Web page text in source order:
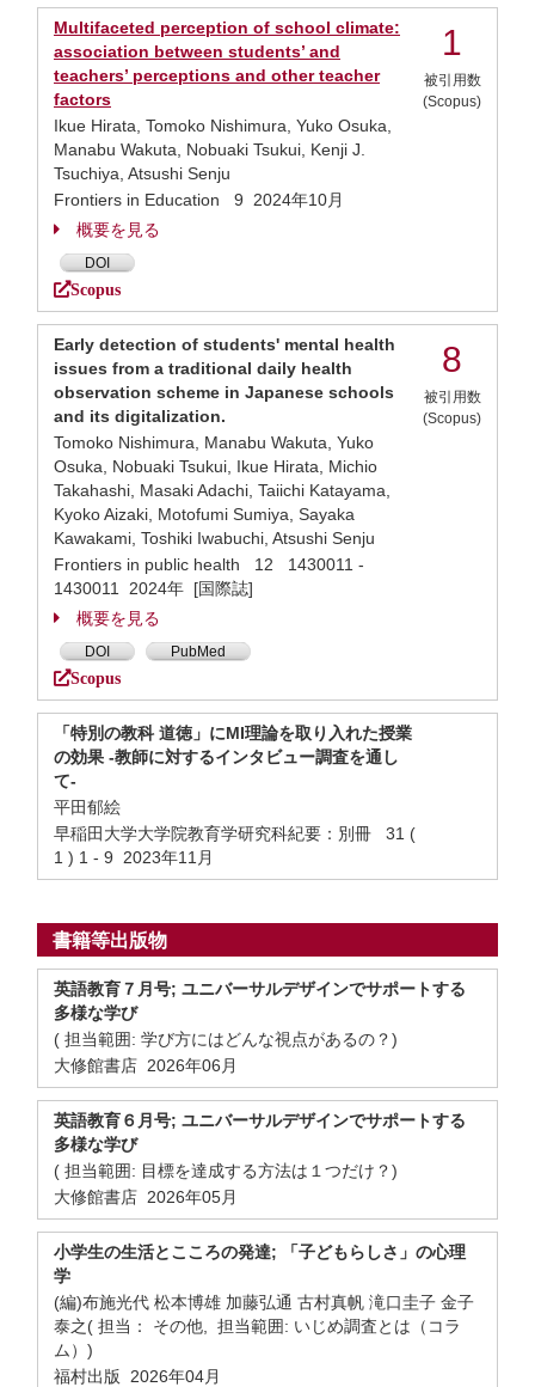
Multifaceted perception of school climate:
association between students’ and
teachers’ perceptions and other teacher
factors
Ikue Hirata, Tomoko Nishimura, Yuko Osuka,
Manabu Wakuta, Nobuaki Tsukui, Kenji J.
Tsuchiya, Atsushi Senju
Frontiers in Education 9 2024年10月
概要を見る
DOI
Scopus
1
被引用数
(Scopus)
Early detection of students' mental health
issues from a traditional daily health
observation scheme in Japanese schools
and its digitalization.
Tomoko Nishimura, Manabu Wakuta, Yuko
Osuka, Nobuaki Tsukui, Ikue Hirata, Michio
Takahashi, Masaki Adachi, Taiichi Katayama,
Kyoko Aizaki, Motofumi Sumiya, Sayaka
Kawakami, Toshiki Iwabuchi, Atsushi Senju
Frontiers in public health 12 1430011 -
1430011 2024年 [国際誌]
概要を見る
DOI PubMed
Scopus
8
被引用数
(Scopus)
「特別の教科 道徳」にMI理論を取り入れた授業
の効果 -教師に対するインタビュー調査を通し
て-
平田郁絵
早稲田大学大学院教育学研究科紀要：別冊 31 (
1 ) 1 - 9 2023年11月
書籍等出版物
英語教育７月号; ユニバーサルデザインでサポートする
多様な学び
( 担当範囲: 学び方にはどんな視点があるの？)
大修館書店 2026年06月
英語教育６月号; ユニバーサルデザインでサポートする
多様な学び
( 担当範囲: 目標を達成する方法は１つだけ？)
大修館書店 2026年05月
小学生の生活とこころの発達; 「子どもらしさ」の心理
学
(編)布施光代 松本博雄 加藤弘通 古村真帆 滝口圭子 金子
泰之( 担当： その他, 担当範囲: いじめ調査とは（コラ
ム）)
福村出版 2026年04月